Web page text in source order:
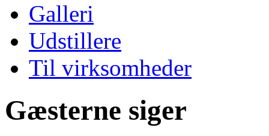
Galleri
Udstillere
Til virksomheder
Gæsterne siger